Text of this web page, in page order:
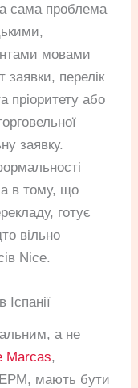
сама проблема
мовами
заявки, перелік
пріоритету або
заявку.
в тому, що
готує
вільно
Nice.
а не
Marcas,
мають бути